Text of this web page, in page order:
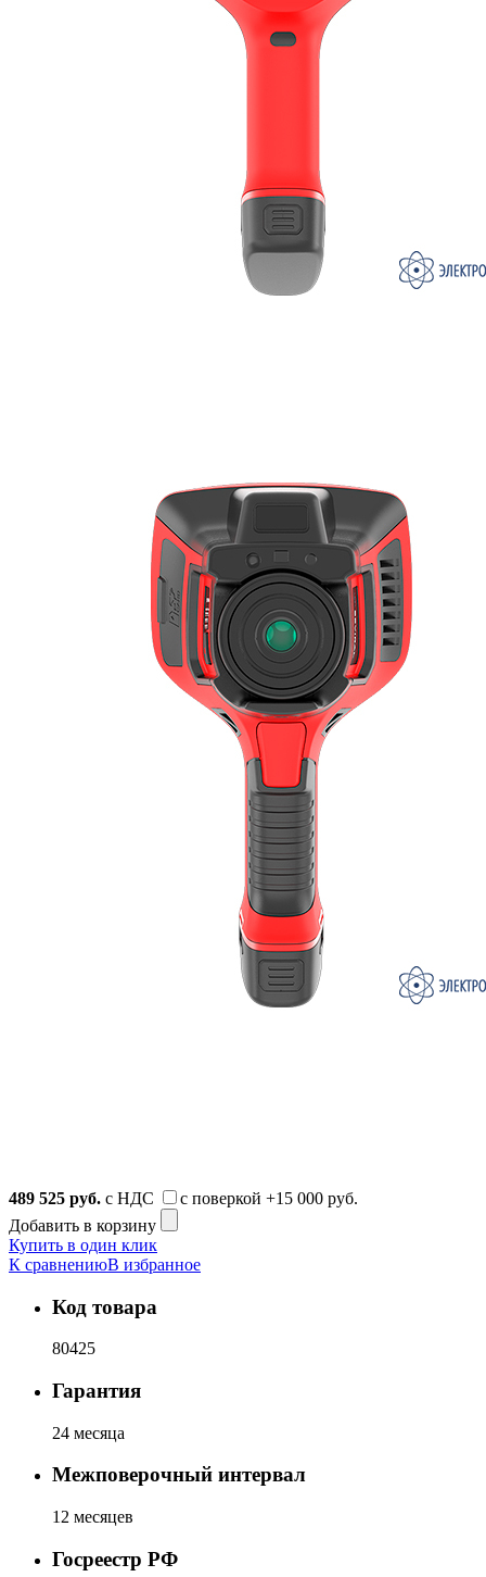
489 525 руб. с НДС с поверкой +15 000 руб.
Добавить в корзину
Купить в один клик
К сравнениюВ избранное
Код товара
80425
Гарантия
24 месяца
Межповерочный интервал
12 месяцев
Госреестр РФ